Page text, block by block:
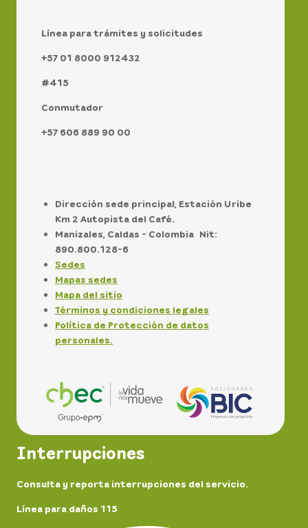
Línea para trámites y solicitudes
+57 01 8000 912432
#415
Conmutador
+57 606 889 90 00
Dirección sede principal, Estación Uribe
Km 2 Autopista del Café.
Manizales, Caldas - Colombia Nit:
890.800.128-6
Sedes
Mapas sedes
Mapa del sitio
Términos y condiciones legales
Política de Protección de datos
personales.
Interrupciones
Consulta y reporta interrupciones del servicio.
Línea para daños 115